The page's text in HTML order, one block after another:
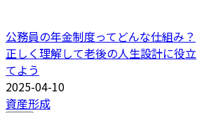
公務員の年金制度ってどんな仕組み？
正しく理解して老後の人生設計に役立
てよう
2025-04-10
資産形成